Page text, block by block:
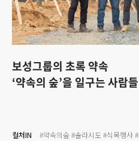
보성그룹의 초록 약속
‘약속의 숲’을 일구는 사람들
컬처IN #약속의숲#솔라시도 #식목행사